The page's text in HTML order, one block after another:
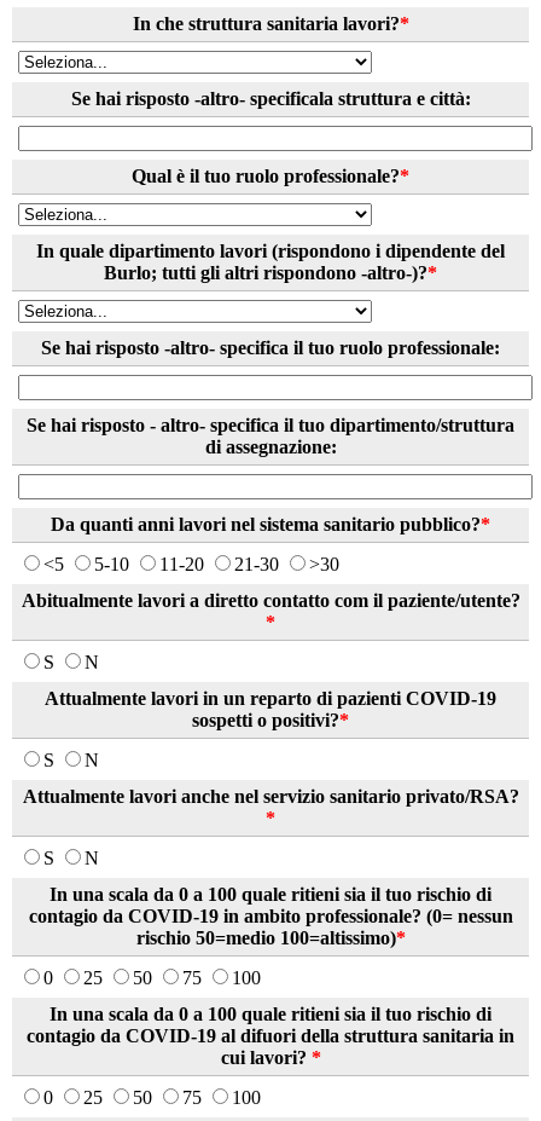
In che struttura sanitaria lavori?*
Se hai risposto -altro- specificala struttura e città:
Qual è il tuo ruolo professionale?*
In quale dipartimento lavori (rispondono i dipendente del
Burlo; tutti gli altri rispondono -altro-)?*
Se hai risposto -altro- specifica il tuo ruolo professionale:
Se hai risposto - altro- specifica il tuo dipartimento/struttura
di assegnazione:
Da quanti anni lavori nel sistema sanitario pubblico?*
<5
5-10 11-20 21-30
>30
Abitualmente lavori a diretto contatto com il paziente/utente?
*
S
N
Attualmente lavori in un reparto di pazienti COVID-19
sospetti o positivi?*
S
N
Attualmente lavori anche nel servizio sanitario privato/RSA?
*
S
N
In una scala da 0 a 100 quale ritieni sia il tuo rischio di
contagio da COVID-19 in ambito professionale? (0= nessun
rischio 50=medio 100=altissimo)*
0
25 50 75
100
In una scala da 0 a 100 quale ritieni sia il tuo rischio di
contagio da COVID-19 al difuori della struttura sanitaria in
cui lavori? *
0
25 50 75
100